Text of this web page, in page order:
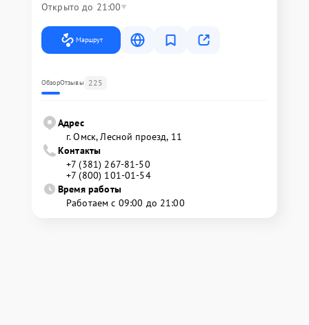
Открыто до 21:00
Маршрут
ОбзорОтзывы 225
Адрес
г. Омск, ​Лесной проезд, 11
Контакты
+7 (381) 267-81-50
+7 (800) 101-01-54
Время работы
Работаем с 09:00 до 21:00